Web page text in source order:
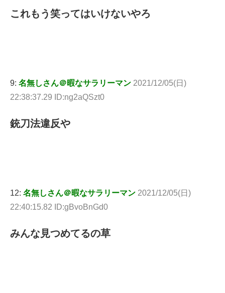
これもう笑ってはいけないやろ
9: 名無しさん＠暇なサラリーマン 2021/12/05(日)
22:38:37.29 ID:ng2aQSzt0
銃刀法違反や
12: 名無しさん＠暇なサラリーマン 2021/12/05(日)
22:40:15.82 ID:gBvoBnGd0
みんな見つめてるの草